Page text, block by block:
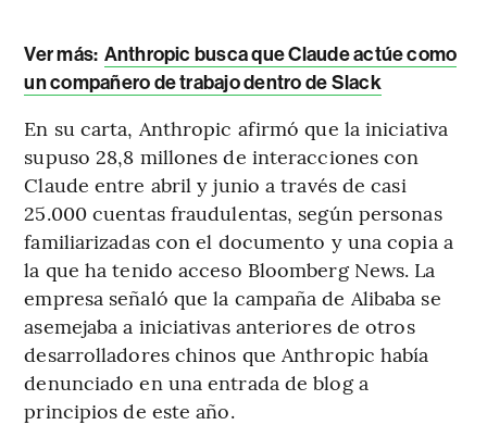
Ver más: Anthropic busca que Claude actúe como
un compañero de trabajo dentro de Slack
En su carta, Anthropic afirmó que la iniciativa
supuso 28,8 millones de interacciones con
Claude entre abril y junio a través de casi
25.000 cuentas fraudulentas, según personas
familiarizadas con el documento y una copia a
la que ha tenido acceso Bloomberg News. La
empresa señaló que la campaña de Alibaba se
asemejaba a iniciativas anteriores de otros
desarrolladores chinos que Anthropic había
denunciado en una entrada de blog a
principios de este año.